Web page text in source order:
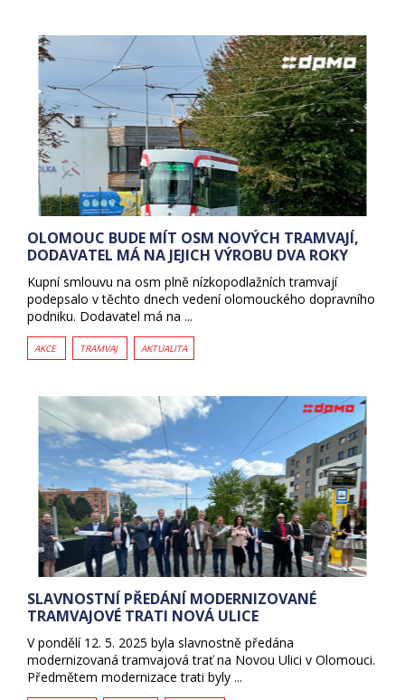
OLOMOUC BUDE MÍT OSM NOVÝCH TRAMVAJÍ,
DODAVATEL MÁ NA JEJICH VÝROBU DVA ROKY
Kupní smlouvu na osm plně nízkopodlažních tramvají
podepsalo v těchto dnech vedení olomouckého dopravního
podniku. Dodavatel má na ...
AKCE TRAMVAJ AKTUALITA
SLAVNOSTNÍ PŘEDÁNÍ MODERNIZOVANÉ
TRAMVAJOVÉ TRATI NOVÁ ULICE
V pondělí 12. 5. 2025 byla slavnostně předána
modernizovaná tramvajová trať na Novou Ulici v Olomouci.
Předmětem modernizace trati byly ...